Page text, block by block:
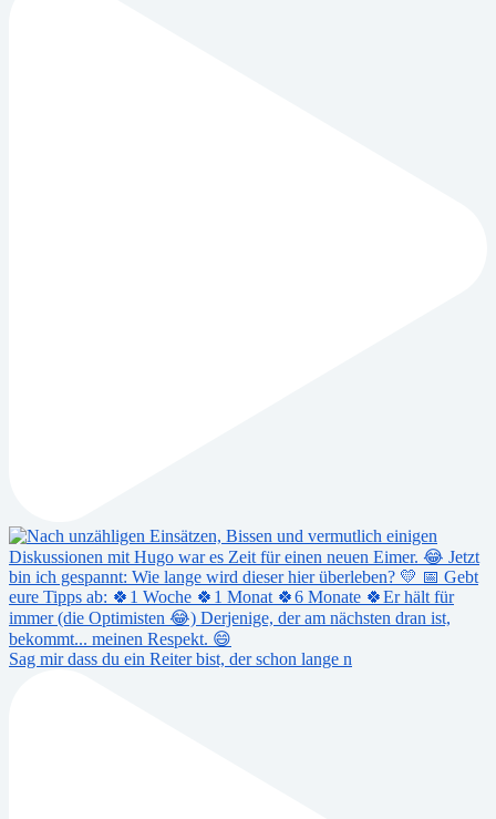
Sag mir dass du ein Reiter bist, der schon lange n